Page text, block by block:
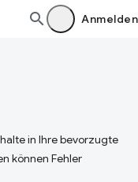
Anmelden
in Ihre bevorzugte
können Fehler